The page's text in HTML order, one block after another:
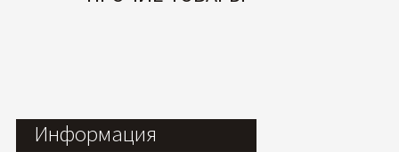
Информация